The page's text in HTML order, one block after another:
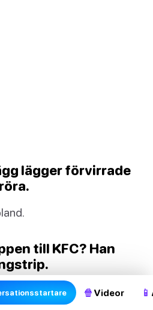
lägger förvirrade
till KFC? Han
besviken! 🍿 Videor 📱